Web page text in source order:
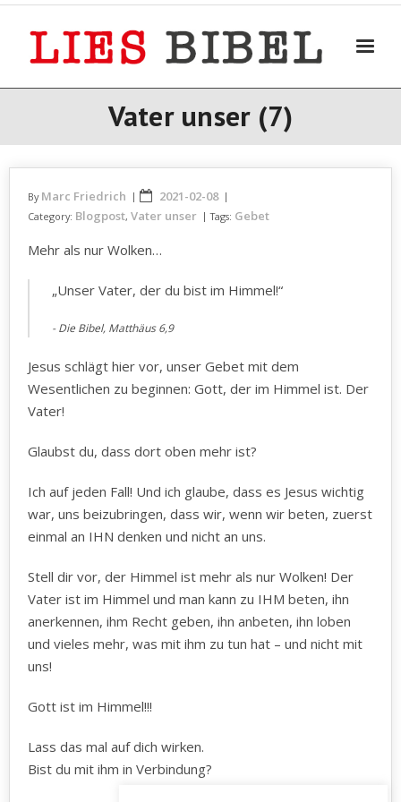
Skip
Vater unser (7)
By Marc Friedrich 2021-02-08
Category: Blogpost, Vater unser Tags: Gebet
Mehr als nur Wolken…
„Unser Vater, der du bist im Himmel!“
Die Bibel, Matthäus 6,9
Jesus schlägt hier vor, unser Gebet mit dem
Wesentlichen zu beginnen: Gott, der im Himmel ist. Der
Vater!
Glaubst du, dass dort oben mehr ist?
Ich auf jeden Fall! Und ich glaube, dass es Jesus wichtig
war, uns beizubringen, dass wir, wenn wir beten, zuerst
einmal an IHN denken und nicht an uns.
Stell dir vor, der Himmel ist mehr als nur Wolken! Der
Vater ist im Himmel und man kann zu IHM beten, ihn
anerkennen, ihm Recht geben, ihn anbeten, ihn loben
und vieles mehr, was mit ihm zu tun hat – und nicht mit
uns!
Gott ist im Himmel!!!
Lass das mal auf dich wirken.
Bist du mit ihm in Verbindung?